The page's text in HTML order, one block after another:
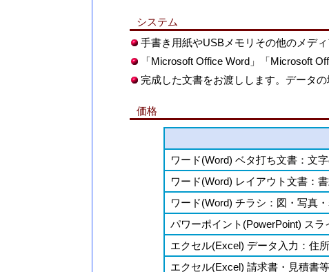
システム
手書き用紙やUSBメモリその他のメディ
「Microsoft Office Word」「Microsoft
完成した文書をお渡しします。データの
価格
ワード(Word) ベタ打ち文書：文
ワード(Word) レイアウト文書：
ワード(Word) チラシ：図・写真
パワーポイント(PowerPoint) ス
エクセル(Excel) データ入力：住
エクセル(Excel) 請求書・見積書